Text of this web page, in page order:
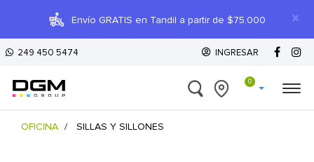
×
Envío GRATIS en Tandil a partir de $75.000
249 450 5474 INGRESAR
0
OFICINA SILLAS Y SILLONES